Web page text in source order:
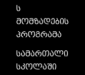
ს
მომზადების
პროგრამა
სამართალი
სკოლაში